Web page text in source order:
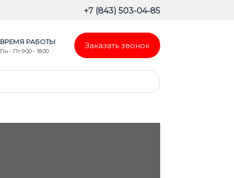
+7 (843) 503-04-85
ВРЕМЯ РАБОТЫ
Пн - Пт 9:00 - 18:00
Заказать звонок